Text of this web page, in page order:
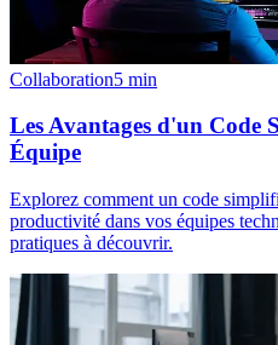
Collaboration5 min
Les Avantages d'un Code
Équipe
Explorez comment un code
productivité dans vos équipes
pratiques à découvrir.